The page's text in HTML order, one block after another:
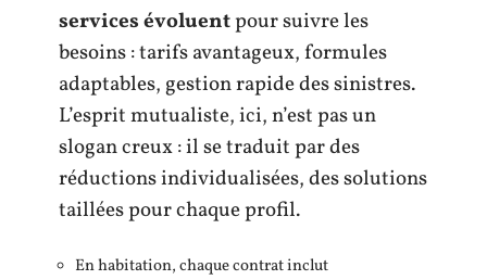
services évoluentpour suivre les
besoins : tarifs avantageux, formules
adaptables, gestion rapide des sinistres.
L’esprit mutualiste, ici, n’est pas un
slogan creux : il se traduit par des
réductions individualisées, des solutions
taillées pour chaque profil.
En habitation, chaque contrat inclut